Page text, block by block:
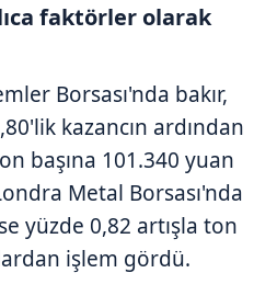
faktörler olarak
Borsası'nda bakır,
kazancın ardından
başına 101.340 yuan
Metal Borsası'nda
yüzde 0,82 artışla ton
işlem gördü.